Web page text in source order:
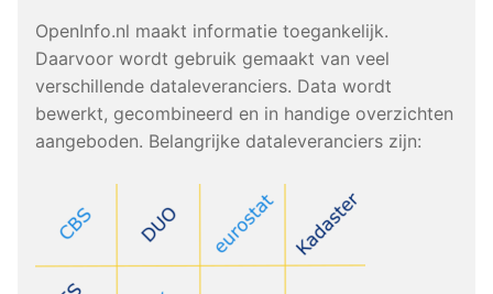
OpenInfo.nl maakt informatie toegankelijk.
Daarvoor wordt gebruik gemaakt van veel
verschillende dataleveranciers. Data wordt
bewerkt, gecombineerd en in handige overzichten
aangeboden. Belangrijke dataleveranciers zijn: